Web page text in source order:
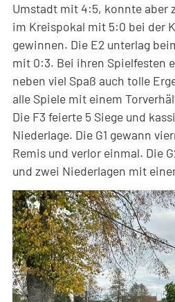
Umstadt mit 4:5, konnte aber
im Kreispokal mit 5:0 bei der
gewinnen. Die E2 unterlag
mit 0:3. Bei ihren Spielfesten
neben viel Spaß auch tolle
alle Spiele mit einem
Die F3 feierte 5 Siege und
Niederlage. Die G1 gewann
Remis und verlor einmal. Die
und zwei Niederlagen mit